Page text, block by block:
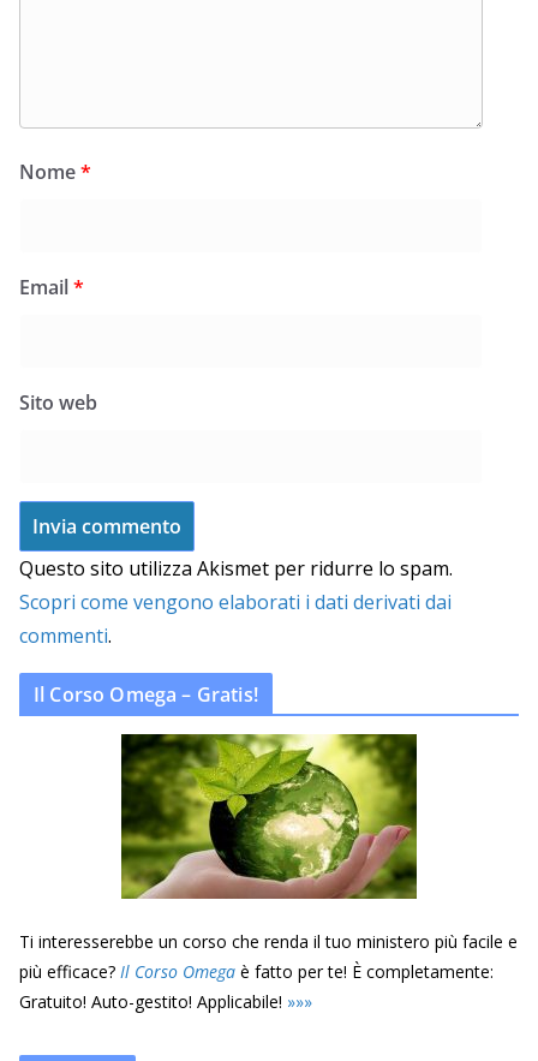
Nome*
Email*
Sito web
Questo sito utilizza Akismet per ridurre lo spam.
Scopri come vengono elaborati i dati derivati dai
commenti.
Il Corso Omega – Gratis!
Ti interesserebbe un corso che renda il tuo ministero più facile e
più efficace? Il Corso Omega è fatto per te! È completamente:
Gratuito! Auto-gestito! Applicabile! »»»